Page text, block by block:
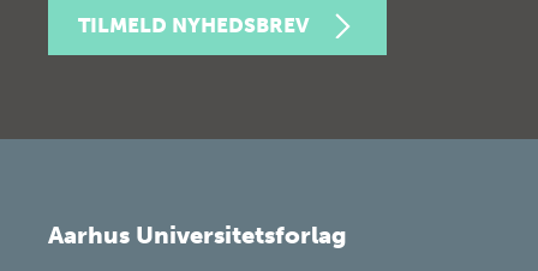
TILMELD NYHEDSBREV
Aarhus Universitetsforlag